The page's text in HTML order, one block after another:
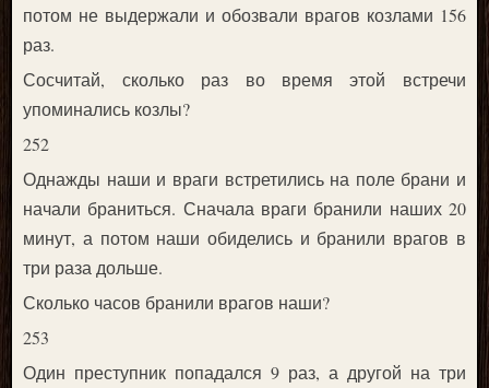
потом не выдержали и обозвали врагов козлами 156
раз.
Сосчитай, сколько раз во время этой встречи
упоминались козлы?
252
Однажды наши и враги встретились на поле брани и
начали браниться. Сначала враги бранили наших 20
минут, а потом наши обиделись и бранили врагов в
три раза дольше.
Сколько часов бранили врагов наши?
253
Один преступник попадался 9 раз, а другой на три